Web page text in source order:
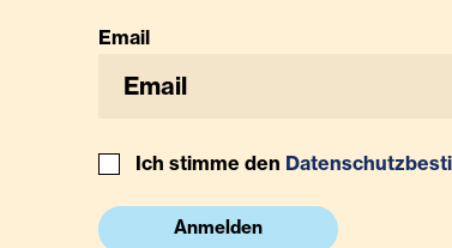
Email
Ich stimme den
Anmelden